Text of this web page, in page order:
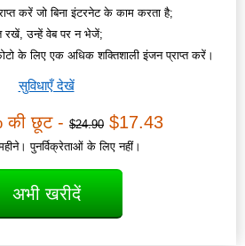
करें जो बिना इंटरनेट के काम करता है;
रखें, उन्हें वेब पर न भेजें;
के लिए एक अधिक शक्तिशाली इंजन प्राप्त करें।
सुविधाएँ देखें
की छूट - $24.90 $17.43
पुनर्विक्रेताओं के लिए नहीं।
अभी खरीदें